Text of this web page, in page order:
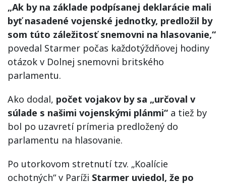
„Ak by na základe podpísanej deklarácie mali
byť nasadené vojenské jednotky, predložil by
som túto záležitosť snemovni na hlasovanie,“
povedal Starmer počas každotýždňovej hodiny
otázok v Dolnej snemovni britského
parlamentu.
Ako dodal, počet vojakov by sa „určoval v
súlade s našimi vojenskými plánmi“ a tiež by
bol po uzavretí prímeria predložený do
parlamentu na hlasovanie.
Po utorkovom stretnutí tzv. „Koalície
ochotných“ v Paríži Starmer uviedol, že po